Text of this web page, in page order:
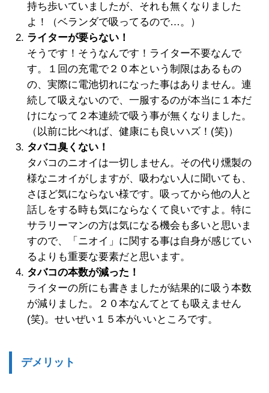
持ち歩いていましたが、それも無くなりました
よ！（ベランダで吸ってるので…。）
ライターが要らない！
そうです！そうなんです！ライター不要なんで
す。１回の充電で２０本という制限はあるもの
の、実際に電池切れになった事はありません。連
続して吸えないので、一服するのが本当に１本だ
けになって２本連続で吸う事が無くなりました。
（以前に比べれば、健康にも良いハズ！(笑)）
タバコ臭くない！
タバコのニオイは一切しません。その代り燻製の
様なニオイがしますが、吸わない人に聞いても、
さほど気にならない様です。吸ってから他の人と
話しをする時も気にならなくて良いですよ。特に
サラリーマンの方は気になる機会も多いと思いま
すので、「ニオイ」に関する事は自身が感じてい
るよりも重要な要素だと思います。
タバコの本数が減った！
ライターの所にも書きましたが結果的に吸う本数
が減りました。２０本なんてとても吸えません
(笑)。せいぜい１５本がいいところです。
デメリット